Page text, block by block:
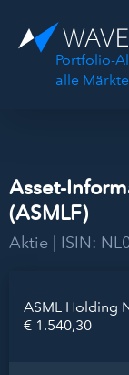
Portfolio-
alle Märkte
Asset-
(ASMLF)
Aktie | ISIN:
ASML Holding
€ 1.540,30